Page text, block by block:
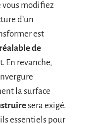
vous modifiez
d’un
est
de
En revanche,
la surface
sera exigé.
essentiels pour